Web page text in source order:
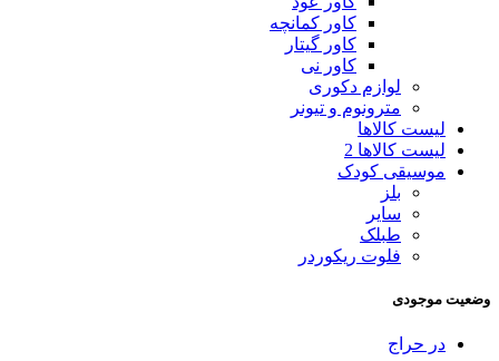
کاور کمانچه
کاور گیتار
کاور نی
لوازم دکوری
مترونوم و تیونر
لیست کالاها
لیست کالاها 2
موسیقی کودک
بلز
سایر
طبلک
فلوت ریکوردر
وضعیت موجودی
در حراج